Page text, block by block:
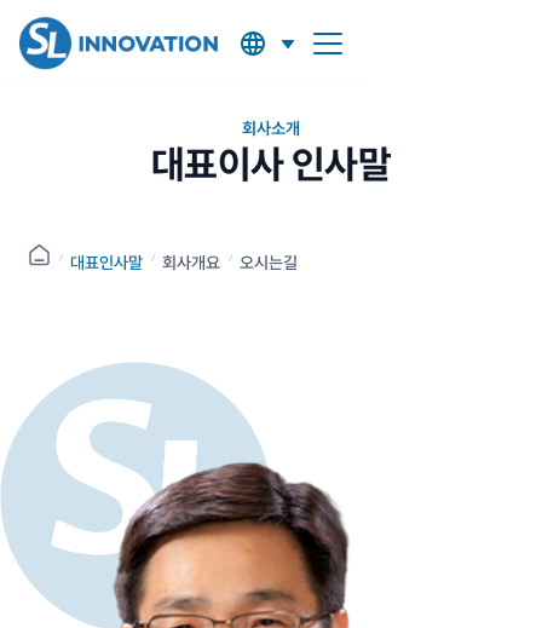
회사소개
대표이사인사말
대표인사말 회사개요 오시는길